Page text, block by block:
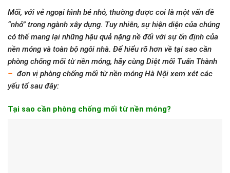
Mối, với vẻ ngoại hình bé nhỏ, thường được coi là một vấn đề
“nhỏ” trong ngành xây dựng. Tuy nhiên, sự hiện diện của chúng
có thể mang lại những hậu quả nặng nề đối với sự ổn định của
nền móng và toàn bộ ngôi nhà. Để hiểu rõ hơn về tại sao cần
phòng chống mối từ nền móng, hãy cùng Diệt mối Tuấn Thành
– đơn vị phòng chống mối từ nền móng Hà Nội xem xét các
yếu tố sau đây:
Tại sao cần phòng chống mối từ nền móng?